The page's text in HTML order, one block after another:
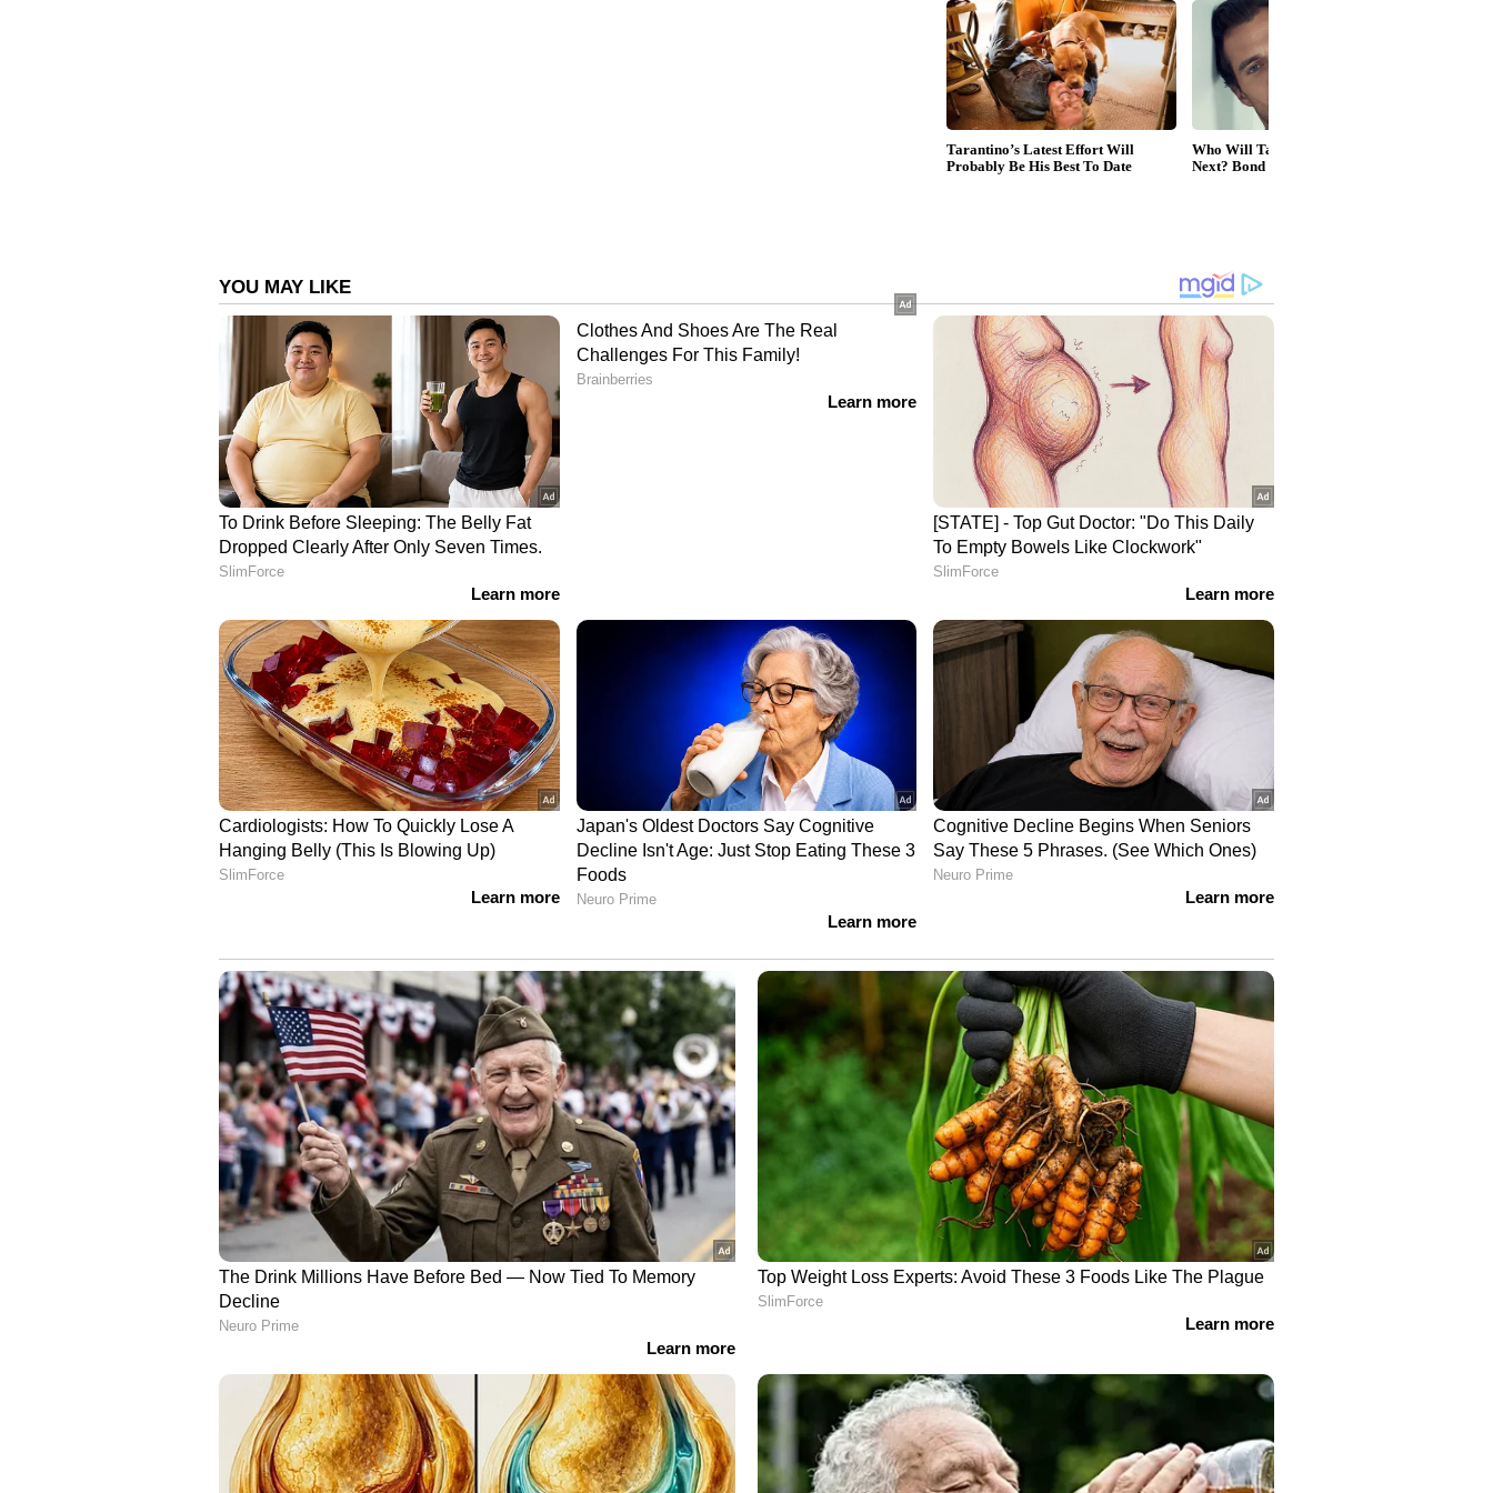
വരണ്ട ചർമ്മവും പൊട്ടിപ്പോകുന്ന നഖങ്ങളും
നഖങ്ങൾ എളുപ്പത്തിൽ പൊട്ടിപ്പോകുന്നതും ചർമ്മം വരണ്ടുപോകുന്നതും തൈറോയ്ഡ്
രോഗത്തിന്റെ പൊതുവായ ലക്ഷണങ്ങളാണ്. തൈറോയ്ഡ് ഹോർമോണിന്റെ കുറവ്
ചർമ്മത്തിലെ കോശങ്ങളുടെ പ്രക്രിയയെ മന്ദഗതിയിലാക്കുന്നു. ഇത് ചർമ്മത്തിന്റെ
ആവശ്യമായ തൈറോയ്ഡ് ഹോർമോണുകൾ ലഭിക്കാതെ വരുമ്പോൾ അവ
എളുപ്പത്തിൽ പൊട്ടാനും കാരണമാകും.
വിഷാദം, ഓർമ്മക്കുറവ്, മൂഡ് സ്വിങ്സ്
തൈറോയ്ഡിന്റെ പ്രവർത്തനത്തിലെ തകരാറുകൾ നമ്മുടെ മാനസികാവസ്ഥയെയും
തലച്ചോറിന്റെ പ്രവർത്തനത്തെയും ബാധിക്കും. കാര്യങ്ങളിൽ ശ്രദ്ധ കേന്ദ്രീകരിക്കാനുള്ള
ബുദ്ധിമുട്ട്, പെട്ടെന്ന് ദേഷ്യം വരിക, വിഷാദം, ഓർമ്മക്കുറവ്, ചിന്തകളിൽ
വ്യക്തതയില്ലാത്ത അവസ്ഥ എന്നിവ തൈറോയ്ഡ് രോഗത്തിന്റെ ലക്ഷണമാകാം.
ഇത്തരം ലക്ഷണങ്ങൾ നിങ്ങളിൽ വിട്ടുമാറാതെ നിൽക്കുന്നുണ്ടെങ്കിൽ എത്രയും വേഗം
ഡോക്ടറെ സമീപിക്കാൻ മടിക്കരുത്.